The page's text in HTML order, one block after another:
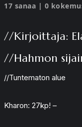
17 sanaa | 0
//Kirjoittaja:
//Hahmon
//Tuntematon alue
Kharon: 27kp! –